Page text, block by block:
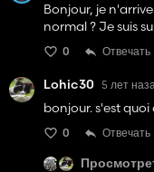
Bonjour, je
normal ? Je suis
0 Отвечать
Lohic30 5 лет
bonjour. s'est
0 Отвечать